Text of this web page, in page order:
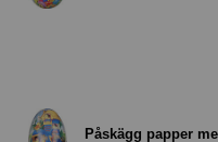
Påskägg papper